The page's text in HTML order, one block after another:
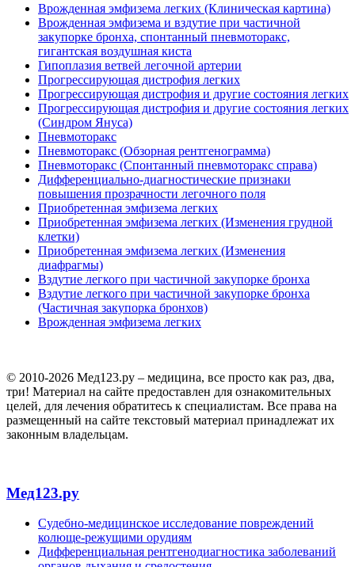
Врожденная эмфизема легких (Клиническая картина)
Врожденная эмфизема и вздутие при частичной
закупорке бронха, спонтанный пневмоторакс,
гигантская воздушная киста
Гипоплазия ветвей легочной артерии
Прогрессирующая дистрофия легких
Прогрессирующая дистрофия и другие состояния легких
Прогрессирующая дистрофия и другие состояния легких
(Синдром Януса)
Пневмоторакс
Пневмоторакс (Обзорная рентгенограмма)
Пневмоторакс (Спонтанный пневмоторакс справа)
Дифференциально-диагностические признаки
повышения прозрачности легочного поля
Приобретенная эмфизема легких
Приобретенная эмфизема легких (Изменения грудной
клетки)
Приобретенная эмфизема легких (Изменения
диафрагмы)
Вздутие легкого при частичной закупорке бронха
Вздутие легкого при частичной закупорке бронха
(Частичная закупорка бронхов)
Врожденная эмфизема легких
© 2010-2026 Мед123.ру – медицина, все просто как раз, два,
три! Материал на сайте предоставлен для ознакомительных
целей, для лечения обратитесь к специалистам. Все права на
размещенный на сайте текстовый материал принадлежат их
законным владельцам.
Мед123.ру
Судебно-медицинское исследование повреждений
колюще-режущими орудиям
Дифференциальная рентгенодиагностика заболеваний